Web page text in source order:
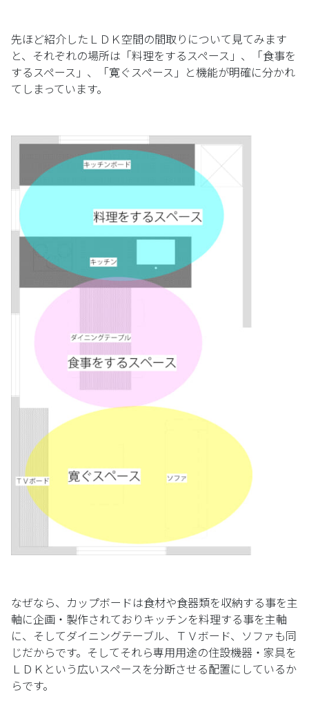
先ほど紹介したＬＤＫ空間の間取りについて見てみます
と、それぞれの場所は「料理をするスペース」、「食事を
するスペース」、「寛ぐスペース」と機能が明確に分かれ
てしまっています。
なぜなら、カップボードは食材や食器類を収納する事を主
軸に企画・製作されておりキッチンを料理する事を主軸
に、そしてダイニングテーブル、ＴＶボード、ソファも同
じだからです。そしてそれら専用用途の住設機器・家具を
ＬＤＫという広いスペースを分断させる配置にしているか
らです。